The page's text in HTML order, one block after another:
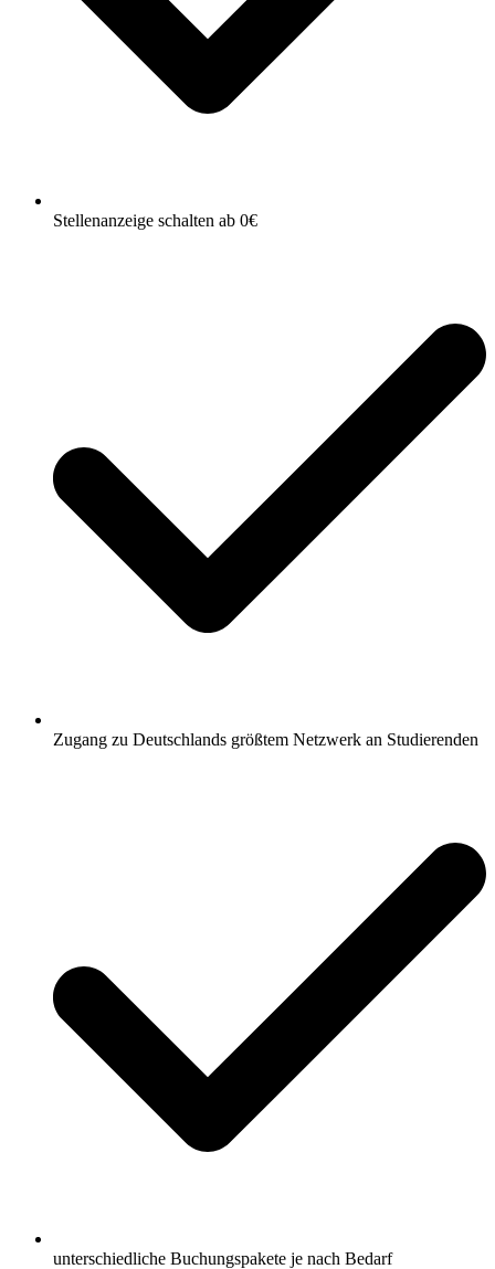
Stellenanzeige schalten ab 0€
Zugang zu Deutschlands größtem Netzwerk an Studierenden
unterschiedliche Buchungspakete je nach Bedarf